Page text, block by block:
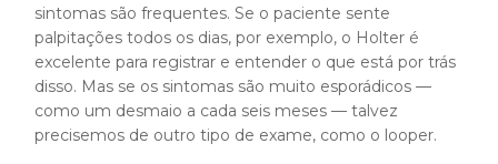
sintomas são frequentes. Se o paciente sente
palpitações todos os dias, por exemplo, o Holter é
excelente para registrar e entender o que está por trás
disso. Mas se os sintomas são muito esporádicos —
como um desmaio a cada seis meses — talvez
precisemos de outro tipo de exame, como o looper.